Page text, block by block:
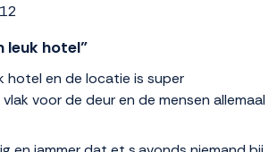
leuk hotel”
hotel en de locatie is super
voor de deur en de mensen allemaal